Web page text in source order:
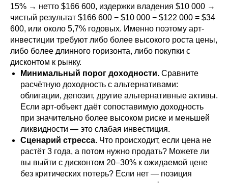
15% → нетто $166 600, издержки владения $10 000 →
чистый результат $166 600 − $10 000 − $122 000 = $34
600, или около 5,7% годовых. Именно поэтому арт-
инвестиции требуют либо более высокого роста цены,
либо более длинного горизонта, либо покупки с
дисконтом к рынку.
Минимальный порог доходности. Сравните
расчётную доходность с альтернативами:
облигации, депозит, другие альтернативные активы.
Если арт-объект даёт сопоставимую доходность
при значительно более высоком риске и меньшей
ликвидности — это слабая инвестиция.
Сценарий стресса. Что происходит, если цена не
растёт 3 года, а потом нужно продать? Можете ли
вы выйти с дисконтом 20–30% к ожидаемой цене
без критических потерь? Если нет — позиция